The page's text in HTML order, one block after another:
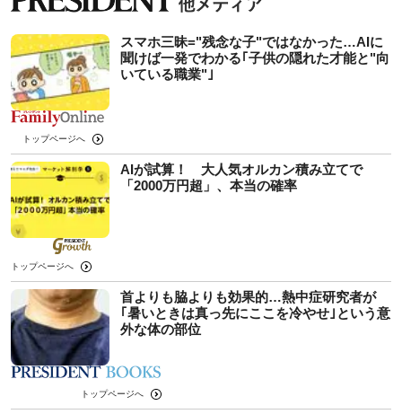
スマホ三昧="残念な子"ではなかった…AIに
聞けば一発でわかる｢子供の隠れた才能と"向
いている職業"｣
トップページへ
AIが試算！ 大人気オルカン積み立てで
「2000万円超」、本当の確率
トップページへ
首よりも脇よりも効果的…熱中症研究者が
｢暑いときは真っ先にここを冷やせ｣という意
外な体の部位
トップページへ